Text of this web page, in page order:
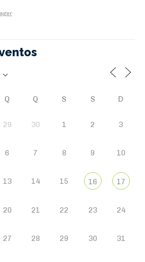
Q Q S S D
29 30 1 2 3
6 7 8 9 10
13 14 15 16 17
20 21 22 23 24
27 28 29 30 31